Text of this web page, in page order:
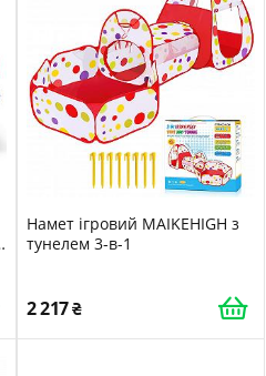
Намет ігровий MAIKEHIGH з
тунелем 3-в-1
2 217